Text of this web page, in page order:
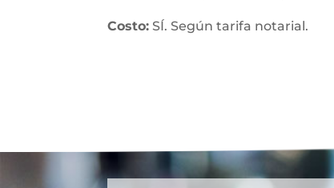
Costo: SÍ. Según tarifa notarial.